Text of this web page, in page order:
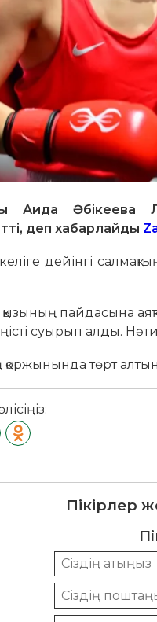
Аида Әбікеева
деп хабарлайды
дейінгі
қызының пайдасына
суырып алды.
төрт
Пікірлер